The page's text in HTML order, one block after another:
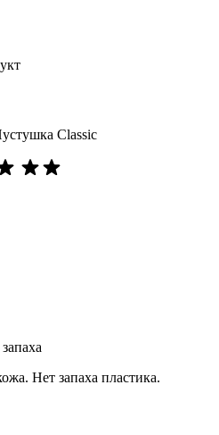
Classic
Нет запаха пластика.